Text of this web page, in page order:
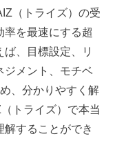
（トライズ）の受
率を最速にする超
、目標設定、リ
ジメント、モチベ
、分かりやすく解
トライズ）で本当
することができ